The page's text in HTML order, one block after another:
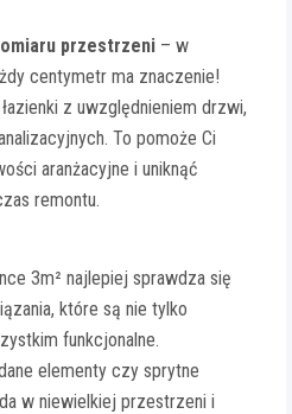
przestrzeni – w
centymetr ma znaczenie!
z uwzględnieniem drzwi,
To pomoże Ci
aranżacyjne i uniknąć
remontu.
3m² najlepiej sprawdza się
które są nie tylko
funkcjonalne.
elementy czy sprytne
w niewielkiej przestrzeni i